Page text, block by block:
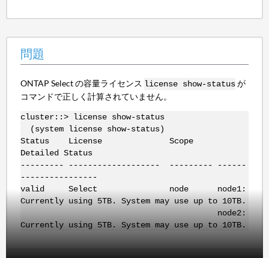
問題
ONTAP Select の容量ライセンス license show-statusが
コマンドで正しく計算されていません。
cluster::> license show-status
(system license show-status)
Status License Scope
Detailed Status
--------- ------------------- --------- ------
----------------
valid Select node node1:
Currently using 5TB. System may use up to 10TB.
node2:
Currently using 5TB. System may use up to 10TB.